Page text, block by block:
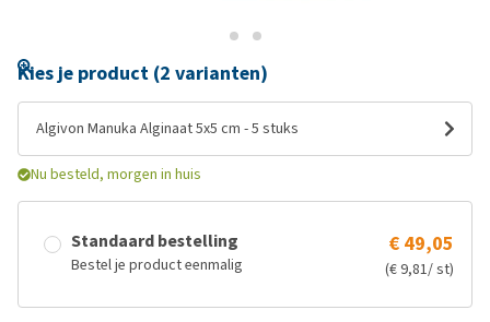
Kies je product (2 varianten)
Algivon Manuka Alginaat 5x5 cm - 5 stuks
Nu besteld, morgen in huis
Standaard bestelling
Bestel je product eenmalig
€ 49,05
(€ 9,81/ st)